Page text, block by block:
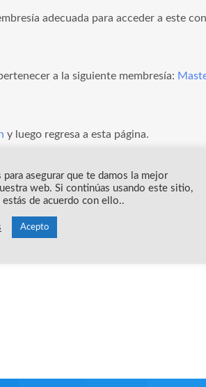
adecuada para acceder a este
a la siguiente membresía:
y luego regresa a esta página.
ainfo@yoreparoacademy.com
y
asegurar que te damos la mejor
web. Si continúas usando este sitio,
de acuerdo con ello..
Acepto